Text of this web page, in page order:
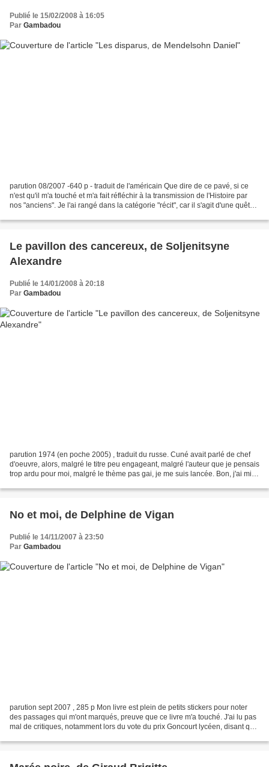
Publié le 15/02/2008 à 16:05
Par Gambadou
parution 08/2007 -640 p - traduit de l'américain Que dire de ce pavé, si ce
n'est qu'il m'a touché et m'a fait réfléchir à la transmission de l'Histoire par
nos "anciens". Je l'ai rangé dans la catégorie "récit", car il s'agit d'une quête.
Le pavillon des cancereux, de Soljenitsyne
Alexandre
Publié le 14/01/2008 à 20:18
Par Gambadou
parution 1974 (en poche 2005) , traduit du russe. Cuné avait parlé de chef
d'oeuvre, alors, malgré le titre peu engageant, malgré l'auteur que je pensais
trop ardu pour moi, malgré le thème pas gai, je me suis lancée. Bon, j'ai mis
No et moi, de Delphine de Vigan
Publié le 14/11/2007 à 23:50
Par Gambadou
parution sept 2007 , 285 p Mon livre est plein de petits stickers pour noter
des passages qui m'ont marqués, preuve que ce livre m'a touché. J'ai lu pas
mal de critiques, notamment lors du vote du prix Goncourt lycéen, disant que